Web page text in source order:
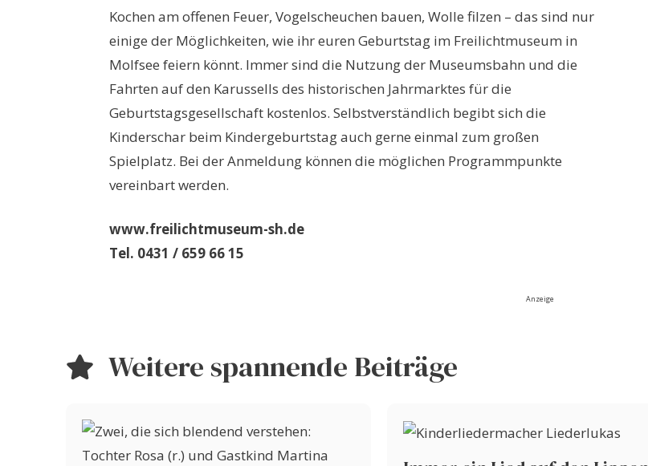
Kochen am offenen Feuer, Vogelscheuchen bauen, Wolle filzen – das sind nur
einige der Möglichkeiten, wie ihr euren Geburtstag im Freilichtmuseum in
Molfsee feiern könnt. Immer sind die Nutzung der Museumsbahn und die
Fahrten auf den Karussells des historischen Jahrmarktes für die
Geburtstagsgesellschaft kostenlos. Selbstverständlich begibt sich die
Kinderschar beim Kindergeburtstag auch gerne einmal zum großen
Spielplatz. Bei der Anmeldung können die möglichen Programmpunkte
vereinbart werden.
www.freilichtmuseum-sh.de
Tel. 0431 / 659 66 15
Anzeige
Weitere spannende Beiträge